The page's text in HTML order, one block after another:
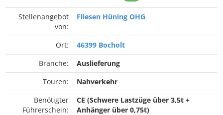
Stellenangebot
von:
Fliesen Hüning OHG
Ort:
46399 Bocholt
Branche:
Auslieferung
Touren:
Nahverkehr
Benötigter
Führerschein:
CE (Schwere Lastzüge über 3,5t +
Anhänger über 0,75t)